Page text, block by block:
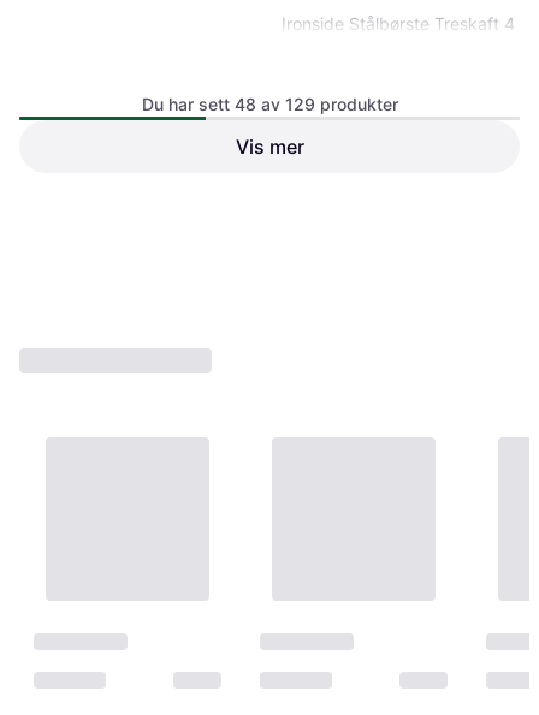
Ironside Stålbørste Treskaft 4
Du har sett 48 av 129 produkter
Vis mer